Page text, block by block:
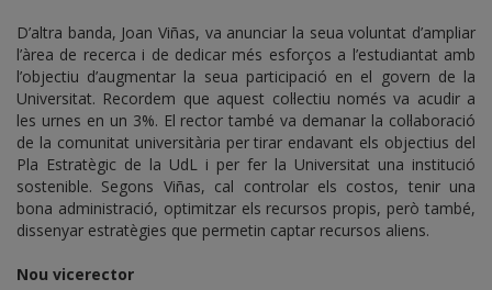
D’altra banda, Joan Viñas, va anunciar la seua voluntat d’ampliar
l’àrea de recerca i de dedicar més esforços a l’estudiantat amb
l’objectiu d’augmentar la seua participació en el govern de la
Universitat. Recordem que aquest col·lectiu només va acudir a
les urnes en un 3%. El rector també va demanar la col·laboració
de la comunitat universitària per tirar endavant els objectius del
Pla Estratègic de la UdL i per fer la Universitat una institució
sostenible. Segons Viñas, cal controlar els costos, tenir una
bona administració, optimitzar els recursos propis, però també,
dissenyar estratègies que permetin captar recursos aliens.
Nou vicerector